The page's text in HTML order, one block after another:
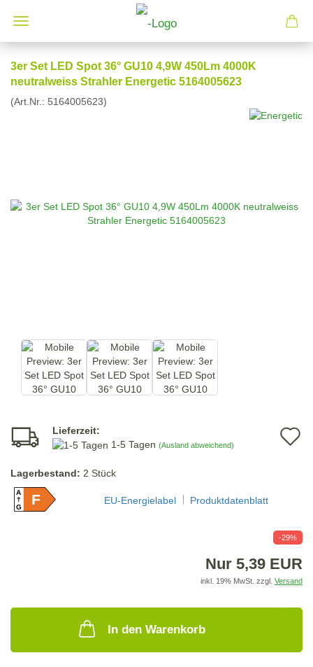
3er Set LED Spot 36° GU10 4,9W 450Lm 4000K
neutralweiss Strahler Energetic 5164005623
(Art.Nr.: 5164005623)
Lieferzeit:
1-5 Tagen (Ausland abweichend)
Lagerbestand: 2 Stück
A
GF EU-Energielabel Produktdatenblatt
-29%
Nur 5,39 EUR
inkl. 19% MwSt. zzgl. Versand
In den Warenkorb